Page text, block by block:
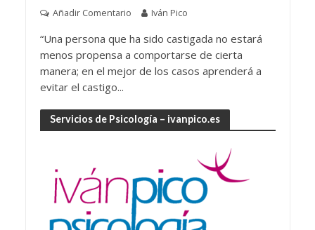
Añadir Comentario Iván Pico
“Una persona que ha sido castigada no estará
menos propensa a comportarse de cierta
manera; en el mejor de los casos aprenderá a
evitar el castigo...
Servicios de Psicología – ivanpico.es